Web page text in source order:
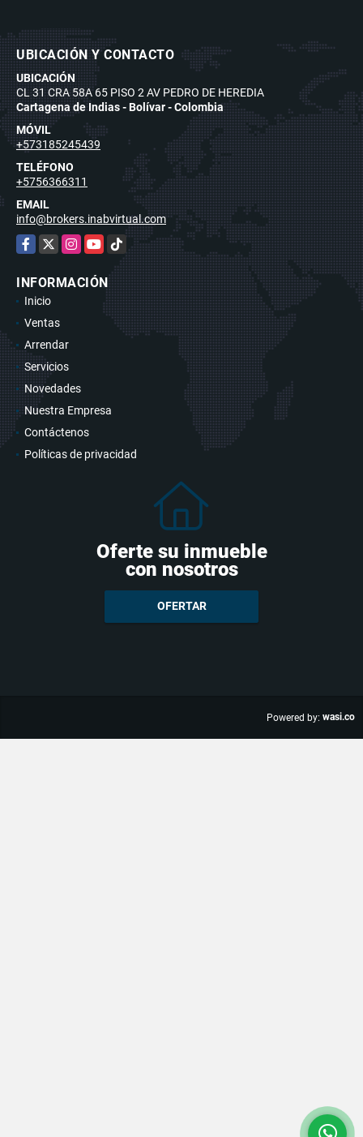
UBICACIÓN Y CONTACTO
UBICACIÓN
CL 31 CRA 58A 65 PISO 2 AV PEDRO DE HEREDIA
Cartagena de Indias - Bolívar - Colombia
MÓVIL
+573185245439
TELÉFONO
+5756366311
EMAIL
info@brokers.inabvirtual.com
Facebook
X Instagram
YouTubeTikTok
INFORMACIÓN
Inicio
Ventas
Arrendar
Servicios
Novedades
Nuestra Empresa
Contáctenos
Políticas de privacidad
Oferte su inmueble
con nosotros
OFERTAR
Powered by: wasi.co